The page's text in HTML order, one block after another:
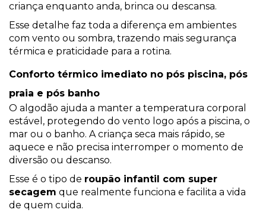
criança enquanto anda, brinca ou descansa.
Esse detalhe faz toda a diferença em ambientes
com vento ou sombra, trazendo mais segurança
térmica e praticidade para a rotina.
Conforto térmico imediato no pós piscina, pós
praia e pós banho
O algodão ajuda a manter a temperatura corporal
estável, protegendo do vento logo após a piscina, o
mar ou o banho. A criança seca mais rápido, se
aquece e não precisa interromper o momento de
diversão ou descanso.
Esse é o tipo de roupão infantil com super
secagem que realmente funciona e facilita a vida
de quem cuida.